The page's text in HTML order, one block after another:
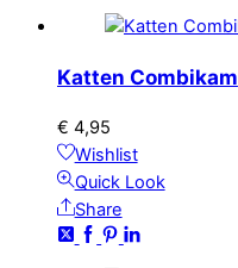
Katten Combikam
€ 4,95
Wishlist
Quick Look
Share